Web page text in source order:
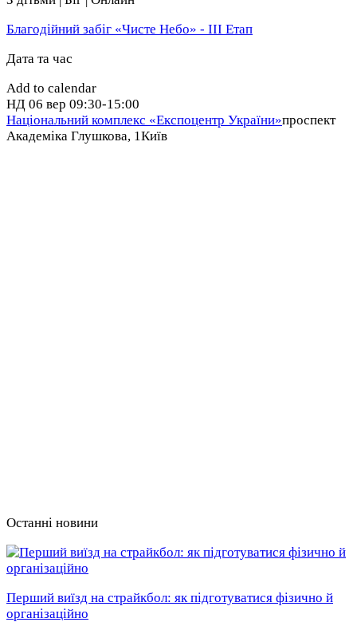
Благодійний забіг «Чисте Небо» - IІІ Етап
Дата та час
Add to calendar
НД 06 вер 09:30-15:00
Національний комплекс «Експоцентр України»проспект
Академіка Глушкова, 1Київ
Останні новини
Перший виїзд на страйкбол: як підготуватися фізично й
організаційно